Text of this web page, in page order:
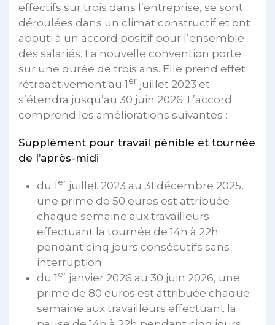
effectifs sur trois dans l’entreprise, se sont
déroulées dans un climat constructif et ont
abouti à un accord positif pour l’ensemble
des salariés. La nouvelle convention porte
sur une durée de trois ans. Elle prend effet
rétroactivement au 1 er juillet 2023 et
s’étendra jusqu’au 30 juin 2026. L’accord
comprend les améliorations suivantes :
Supplément pour travail pénible et tournée
de l’après-midi
du 1 er juillet 2023 au 31 décembre 2025,
une prime de 50 euros est attribuée
chaque semaine aux travailleurs
effectuant la tournée de 14h à 22h
pendant cinq jours consécutifs sans
interruption
du 1 er janvier 2026 au 30 juin 2026, une
prime de 80 euros est attribuée chaque
semaine aux travailleurs effectuant la